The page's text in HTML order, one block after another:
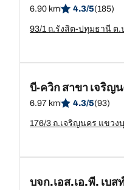
6.90 km 4.3/5(185)
บี-ควิก สาขา เจริญ
6.97 km 4.3/5(93)
บจก.เอส.เอ.พี. เบส